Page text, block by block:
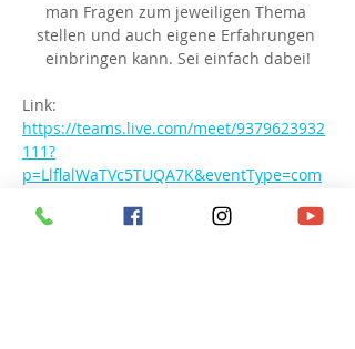
man Fragen zum jeweiligen Thema
stellen und auch eigene Erfahrungen
einbringen kann. Sei einfach dabei!
Link:
https://teams.live.com/meet/9379623932
111?
p=LlflalWaTVc5TUQA7K&eventType=com